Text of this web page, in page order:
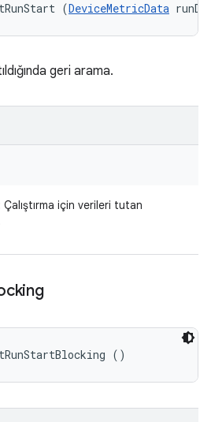
(DeviceMetricData
geri arama.
Çalıştırma için verileri tutan
()